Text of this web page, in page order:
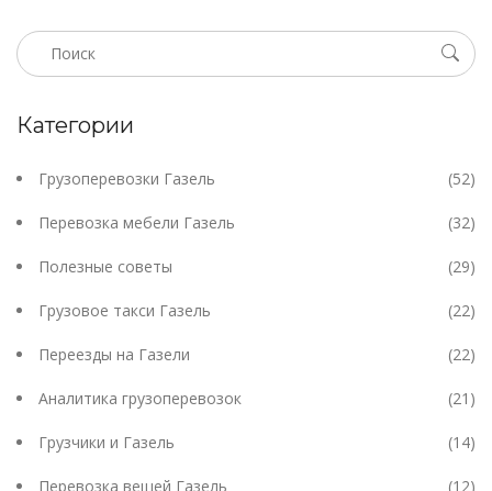
Категории
Грузоперевозки Газель (52)
Перевозка мебели Газель (32)
Полезные советы (29)
Грузовое такси Газель (22)
Переезды на Газели (22)
Аналитика грузоперевозок (21)
Грузчики и Газель (14)
Перевозка вещей Газель (12)